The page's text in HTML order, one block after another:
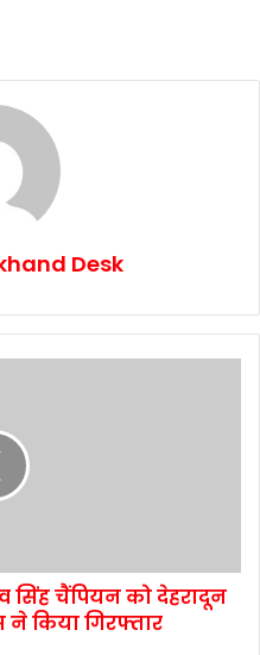
Desk
सिंह चैंपियन को देहरादून
किया गिरफ्तार